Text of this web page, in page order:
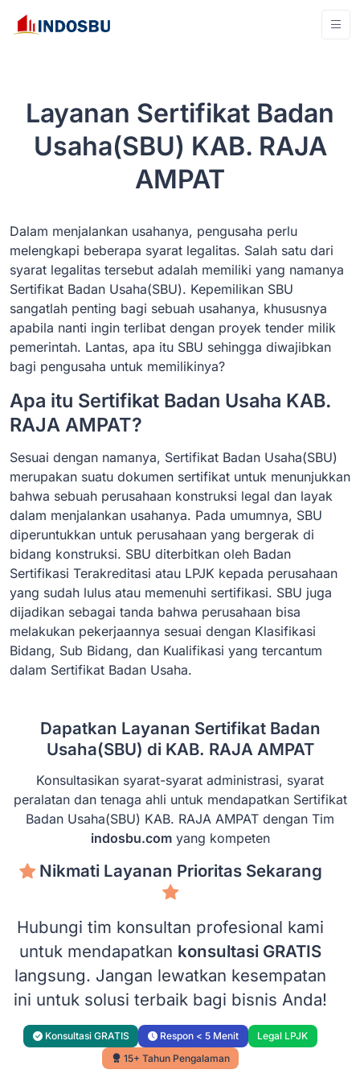
Layanan Sertifikat Badan
Usaha(SBU) KAB. RAJA
AMPAT
Dalam menjalankan usahanya, pengusaha perlu
melengkapi beberapa syarat legalitas. Salah satu dari
syarat legalitas tersebut adalah memiliki yang namanya
Sertifikat Badan Usaha(SBU). Kepemilikan SBU
sangatlah penting bagi sebuah usahanya, khususnya
apabila nanti ingin terlibat dengan proyek tender milik
pemerintah. Lantas, apa itu SBU sehingga diwajibkan
bagi pengusaha untuk memilikinya?
Apa itu Sertifikat Badan Usaha KAB.
RAJA AMPAT?
Sesuai dengan namanya, Sertifikat Badan Usaha(SBU)
merupakan suatu dokumen sertifikat untuk menunjukkan
bahwa sebuah perusahaan konstruksi legal dan layak
dalam menjalankan usahanya. Pada umumnya, SBU
diperuntukkan untuk perusahaan yang bergerak di
bidang konstruksi. SBU diterbitkan oleh Badan
Sertifikasi Terakreditasi atau LPJK kepada perusahaan
yang sudah lulus atau memenuhi sertifikasi. SBU juga
dijadikan sebagai tanda bahwa perusahaan bisa
melakukan pekerjaannya sesuai dengan Klasifikasi
Bidang, Sub Bidang, dan Kualifikasi yang tercantum
dalam Sertifikat Badan Usaha.
Dapatkan Layanan Sertifikat Badan
Usaha(SBU) di KAB. RAJA AMPAT
Konsultasikan syarat-syarat administrasi, syarat
peralatan dan tenaga ahli untuk mendapatkan Sertifikat
Badan Usaha(SBU) KAB. RAJA AMPAT dengan Tim
indosbu.comyang kompeten
Nikmati Layanan Prioritas Sekarang
Hubungi tim konsultan profesional kami
untuk mendapatkan konsultasi GRATIS
langsung. Jangan lewatkan kesempatan
ini untuk solusi terbaik bagi bisnis Anda!
Konsultasi GRATIS Respon < 5 Menit
Legal LPJK
15+ Tahun Pengalaman